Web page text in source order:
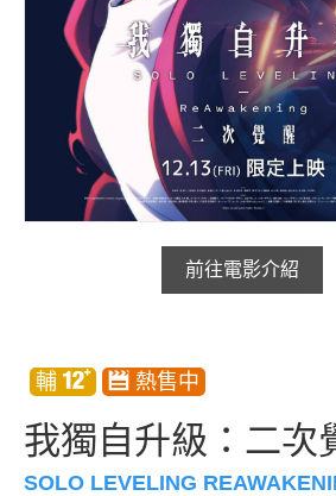
前往電影介紹
我獨自升級：二次
SOLO LEVELING
影城活動
中獎名單
合作夥伴
商家介紹
加入
會員